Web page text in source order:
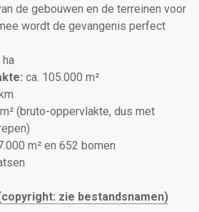
de gebouwen en de terreinen voor
wordt de gevangenis perfect
ha
ca. 105.000 m²
(bruto-oppervlakte, dus met
m² en 652 bomen
zie bestandsnamen)